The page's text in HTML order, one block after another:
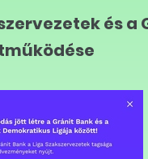
bizonyításig
áru átadásának
játék vagy
belül rábukkan
akkor az utóbbinak
még hibátlanul
végső soron a
és a